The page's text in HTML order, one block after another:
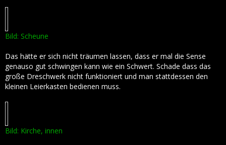
Bild: Scheune
Das hätte er sich nicht träumen lassen, dass er mal die Sense
genauso gut schwingen kann wie ein Schwert. Schade dass das
große Dreschwerk nicht funktioniert und man stattdessen den
kleinen Leierkasten bedienen muss.
Bild: Kirche, innen